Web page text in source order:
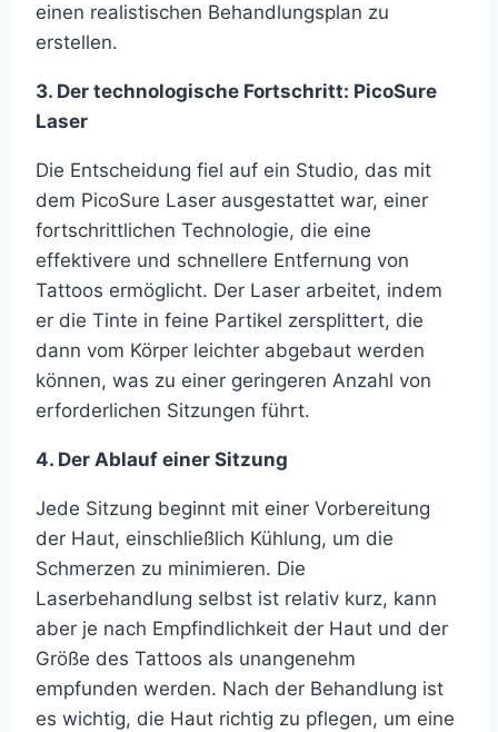
einen realistischen Behandlungsplan zu
erstellen.
3. Der technologische Fortschritt: PicoSure
Laser
Die Entscheidung fiel auf ein Studio, das mit
dem PicoSure Laser ausgestattet war, einer
fortschrittlichen Technologie, die eine
effektivere und schnellere Entfernung von
Tattoos ermöglicht. Der Laser arbeitet, indem
er die Tinte in feine Partikel zersplittert, die
dann vom Körper leichter abgebaut werden
können, was zu einer geringeren Anzahl von
erforderlichen Sitzungen führt.
4. Der Ablauf einer Sitzung
Jede Sitzung beginnt mit einer Vorbereitung
der Haut, einschließlich Kühlung, um die
Schmerzen zu minimieren. Die
Laserbehandlung selbst ist relativ kurz, kann
aber je nach Empfindlichkeit der Haut und der
Größe des Tattoos als unangenehm
empfunden werden. Nach der Behandlung ist
es wichtig, die Haut richtig zu pflegen, um eine